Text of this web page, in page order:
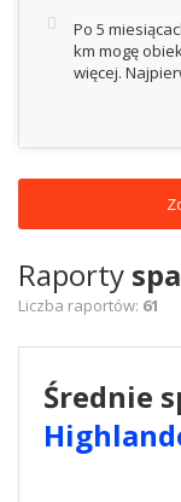
Po 5
km mogę
więcej.
Raporty
Liczba raportów: 61
Średnie